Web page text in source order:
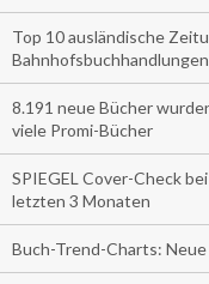
Top 10 ausländische
8.191 neue Bücher
viele Promi-Bücher
SPIEGEL Cover-Check
letzten 3 Monaten
Buch-Trend-Charts: